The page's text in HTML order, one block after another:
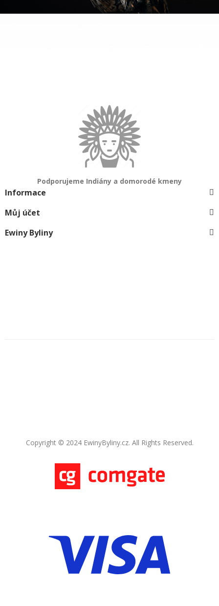
Podporujeme Indiány a domorodé kmeny
Informace
Můj účet
Ewiny Byliny
Copyright © 2024 EwinyByliny.cz. All Rights Reserved.